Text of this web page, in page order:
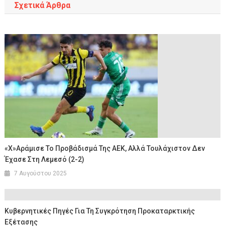
Σχετικά Άρθρα
«Χ»αράμισε Το Προβάδισμά Της ΑΕΚ, Αλλά Τουλάχιστον Δεν
Έχασε Στη Λεμεσό (2-2)
7 Αυγούστου 2025
Κυβερνητικές Πηγές Για Τη Συγκρότηση Προκαταρκτικής
Εξέτασης